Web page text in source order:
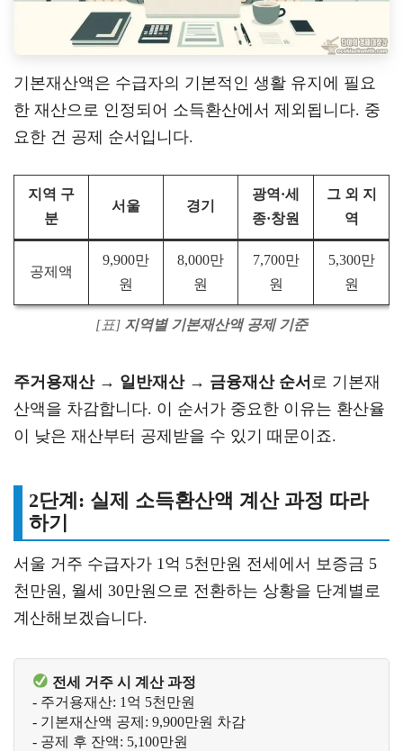
기본재산액은 수급자의 기본적인 생활 유지에 필요
한 재산으로 인정되어 소득환산에서 제외됩니다. 중
요한 건 공제 순서입니다.
지역 구
분
서울 경기
광역·세
종·창원
그 외 지
역
공제액
9,900만
원
8,000만
원
7,700만
원
5,300만
원
[표] 지역별 기본재산액 공제 기준
주거용재산 → 일반재산 → 금융재산 순서 로 기본재
산액을 차감합니다. 이 순서가 중요한 이유는 환산율
이 낮은 재산부터 공제받을 수 있기 때문이죠.
2단계: 실제 소득환산액 계산 과정 따라
하기
서울 거주 수급자가 1억 5천만원 전세에서 보증금 5
천만원, 월세 30만원으로 전환하는 상황을 단계별로
계산해보겠습니다.
전세 거주 시 계산 과정
- 주거용재산: 1억 5천만원
- 기본재산액 공제: 9,900만원 차감
- 공제 후 잔액: 5,100만원